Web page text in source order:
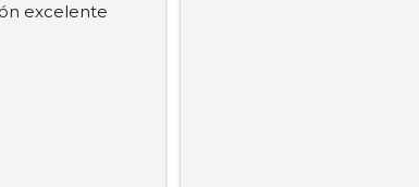
excelente